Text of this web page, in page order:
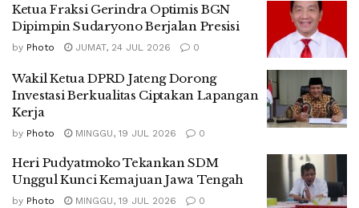
Ketua Fraksi Gerindra Optimis BGN
Dipimpin Sudaryono Berjalan Presisi
by Photo JUMAT, 24 JUL 2026 0
Wakil Ketua DPRD Jateng Dorong
Investasi Berkualitas Ciptakan Lapangan
Kerja
by Photo MINGGU, 19 JUL 2026 0
Heri Pudyatmoko Tekankan SDM
Unggul Kunci Kemajuan Jawa Tengah
by Photo MINGGU, 19 JUL 2026 0